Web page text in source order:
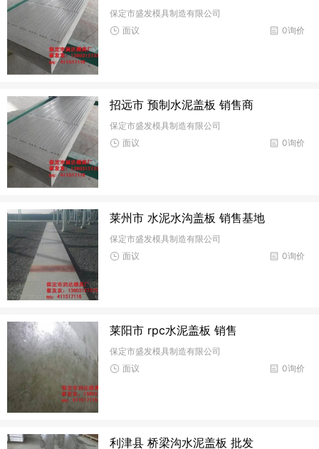
保定市盛发模具制造有限公司
0询价
面议
招远市 预制水泥盖板 销售商
保定市盛发模具制造有限公司
0询价
面议
莱州市 水泥水沟盖板 销售基地
保定市盛发模具制造有限公司
0询价
面议
莱阳市 rpc水泥盖板 销售
保定市盛发模具制造有限公司
0询价
面议
利津县 桥梁沟水泥盖板 批发